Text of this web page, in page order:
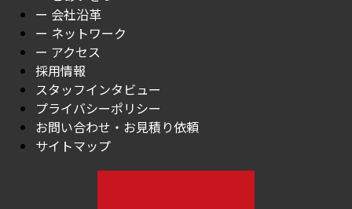
ー 会社沿革
ー ネットワーク
ー アクセス
採用情報
スタッフインタビュー
プライバシーポリシー
お問い合わせ・お見積り依頼
サイトマップ